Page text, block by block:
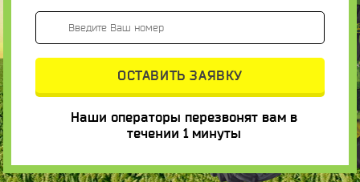
Наши операторы перезвонят вам в
течении 1 минуты